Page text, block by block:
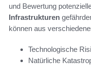
und Bewertung
Infrastrukturen
können aus
Technologische
Natürliche